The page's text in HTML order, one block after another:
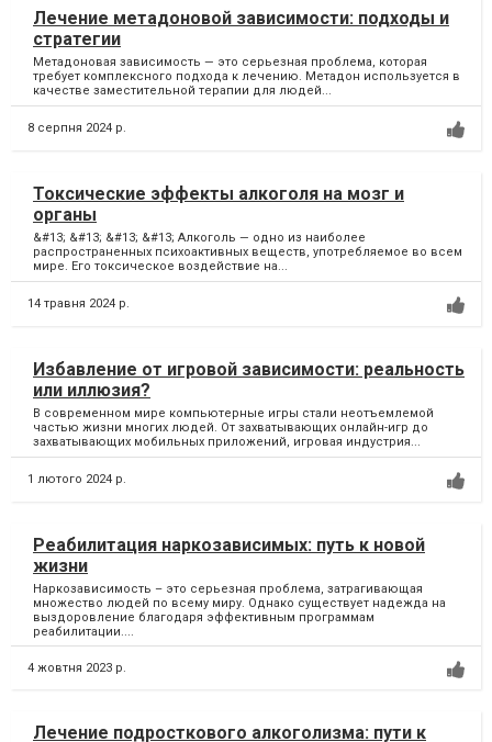
Лечение метадоновой зависимости: подходы и
стратегии
Метадоновая зависимость — это серьезная проблема, которая
требует комплексного подхода к лечению. Метадон используется в
качестве заместительной терапии для людей...
8 серпня 2024 р.
Токсические эффекты алкоголя на мозг и
органы
&#13; &#13; &#13; &#13; Алкоголь — одно из наиболее
распространенных психоактивных веществ, употребляемое во всем
мире. Его токсическое воздействие на...
14 травня 2024 р.
Избавление от игровой зависимости: реальность
или иллюзия?
В современном мире компьютерные игры стали неотъемлемой
частью жизни многих людей. От захватывающих онлайн-игр до
захватывающих мобильных приложений, игровая индустрия...
1 лютого 2024 р.
Реабилитация наркозависимых: путь к новой
жизни
Наркозависимость – это серьезная проблема, затрагивающая
множество людей по всему миру. Однако существует надежда на
выздоровление благодаря эффективным программам
реабилитации....
4 жовтня 2023 р.
Лечение подросткового алкоголизма: пути к